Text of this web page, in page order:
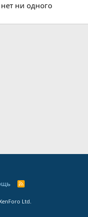
ни одного
R
Ltd.